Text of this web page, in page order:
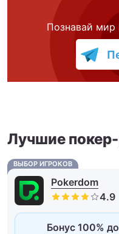
Познавай мир
Лучшие
ВЫБОР ИГРОКОВ
Pokerdom
Бонус 100%